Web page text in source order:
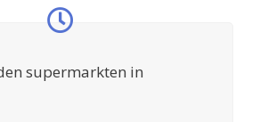
supermarkten in